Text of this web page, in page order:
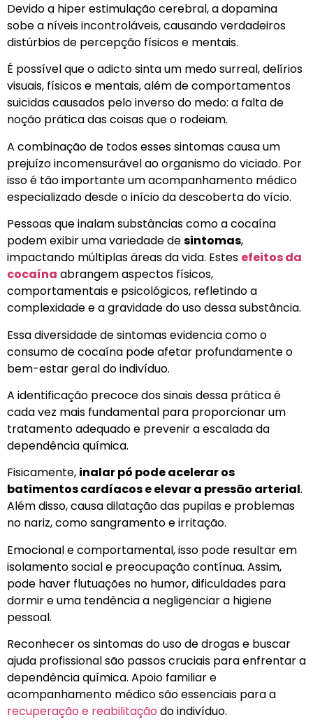
Devido a hiper estimulação cerebral, a dopamina
sobe a níveis incontroláveis, causando verdadeiros
distúrbios de percepção físicos e mentais.
É possível que o adicto sinta um medo surreal, delírios
visuais, físicos e mentais, além de comportamentos
suicidas causados pelo inverso do medo: a falta de
noção prática das coisas que o rodeiam.
A combinação de todos esses sintomas causa um
prejuízo incomensurável ao organismo do viciado. Por
isso é tão importante um acompanhamento médico
especializado desde o início da descoberta do vício.
Pessoas que inalam substâncias como a cocaína
podem exibir uma variedade desintomas,
impactando múltiplas áreas da vida. Estes efeitos da
cocaína abrangem aspectos físicos,
comportamentais e psicológicos, refletindo a
complexidade e a gravidade do uso dessa substância.
Essa diversidade de sintomas evidencia como o
consumo de cocaína pode afetar profundamente o
bem-estar geral do indivíduo.
A identificação precoce dos sinais dessa prática é
cada vez mais fundamental para proporcionar um
tratamento adequado e prevenir a escalada da
dependência química.
Fisicamente, inalar pó pode acelerar os
batimentos cardíacos e elevar a pressão arterial.
Além disso, causa dilatação das pupilas e problemas
no nariz, como sangramento e irritação.
Emocional e comportamental, isso pode resultar em
isolamento social e preocupação contínua. Assim,
pode haver flutuações no humor, dificuldades para
dormir e uma tendência a negligenciar a higiene
pessoal.
Reconhecer os sintomas do uso de drogas e buscar
ajuda profissional são passos cruciais para enfrentar a
dependência química. Apoio familiar e
acompanhamento médico são essenciais para a
recuperação e reabilitação do indivíduo.